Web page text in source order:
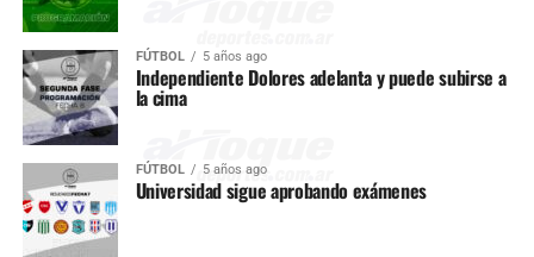
FÚTBOL 5 años ago
Independiente Dolores adelanta y puede subirse a
la cima
FÚTBOL 5 años ago
Universidad sigue aprobando exámenes